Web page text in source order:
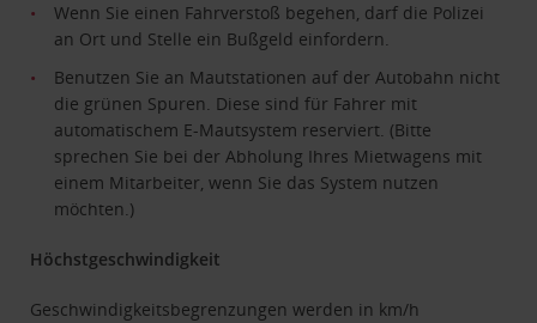
Wenn Sie einen Fahrverstoß begehen, darf die Polizei
an Ort und Stelle ein Bußgeld einfordern.
Benutzen Sie an Mautstationen auf der Autobahn nicht
die grünen Spuren. Diese sind für Fahrer mit
automatischem E-Mautsystem reserviert. (Bitte
sprechen Sie bei der Abholung Ihres Mietwagens mit
einem Mitarbeiter, wenn Sie das System nutzen
möchten.)
Höchstgeschwindigkeit
Geschwindigkeitsbegrenzungen werden in km/h